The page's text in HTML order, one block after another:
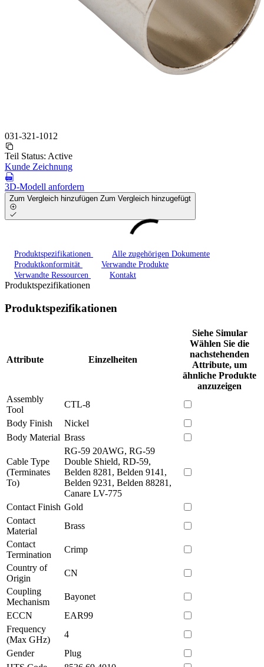
031-321-1012
Teil Status: Active
Kunde Zeichnung
3D-Modell anfordern
Zum Vergleich hinzufügen Zum Vergleich hinzugefügt
Produktspezifikationen
Alle zugehörigen Dokumente
Produktkonformität
Verwandte Produkte
Verwandte Ressourcen
Kontakt
Produktspezifikationen
Produktspezifikationen
Attribute Einzelheiten
Siehe Simular
Wählen Sie die
nachstehenden
Attribute, um
ähnliche Produkte
anzuzeigen
Assembly
Tool
CTL-8
Body Finish
Nickel
Body Material Brass
Cable Type
(Terminates
To)
RG-59 20AWG, RG-59
Double Shield, RD-59,
Belden 8281, Belden 9141,
Belden 9231, Belden 88281,
Canare LV-775
Contact Finish Gold
Contact
Material
Brass
Contact
Termination
Crimp
Country of
Origin
CN
Coupling
Mechanism
Bayonet
ECCN
EAR99
Frequency
(Max GHz)
4
Gender
Plug